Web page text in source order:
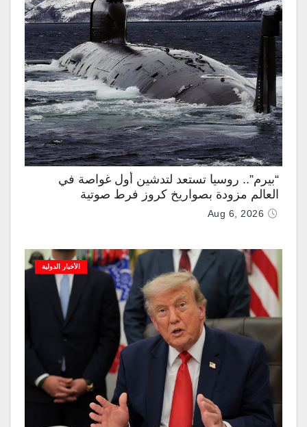
“بيرم”.. روسيا تستعد لتدشين أول غواصة في
العالم مزودة بصواريخ كروز فرط صوتية
Aug 6, 2026
الأخبار الدولية